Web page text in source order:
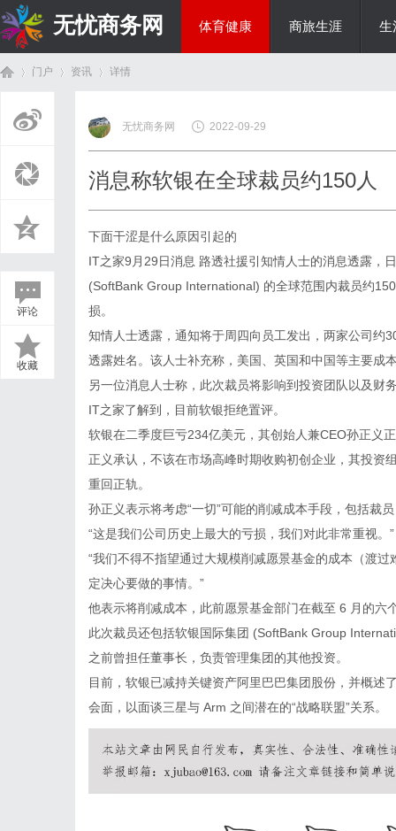
无忧商务网 体育健康 商旅生涯 生
门户 资讯
›
详情
评论
收藏
无忧商务网 2022-09-29
消息称软银在全球裁员约150人
下面干涩是什么原因引起的
IT之家9月29日消息 路透社援引知情人士的消息透露，
(SoftBank Group International) 的全球范围内裁员约
损。
知情人士透露，通知将于周四向员工发出，两家公司约
透露姓名。该人士补充称，美国、英国和中国等主要成
另一位消息人士称，此次裁员将影响到投资团队以及财
IT之家了解到，目前软银拒绝置评。
软银在二季度巨亏234亿美元，其创始人兼CEO孙正义
正义承认，不该在市场高峰时期收购初创企业，其投资
重回正轨。
孙正义表示将考虑“一切”可能的削减成本手段，包括裁
“这是我们公司历史上最大的亏损，我们对此非常重视。”
“我们不得不指望通过大规模削减愿景基金的成本（渡
定决心要做的事情。”
他表示将削减成本，此前愿景基金部门在截至 6 月的六
此次裁员还包括软银国际集团 (SoftBank Group
之前曾担任董事长，负责管理集团的其他投资。
目前，软银已减持关键资产阿里巴巴集团股份，并概述
会面，以面谈三星与 Arm 之间潜在的“战略联盟”关系。